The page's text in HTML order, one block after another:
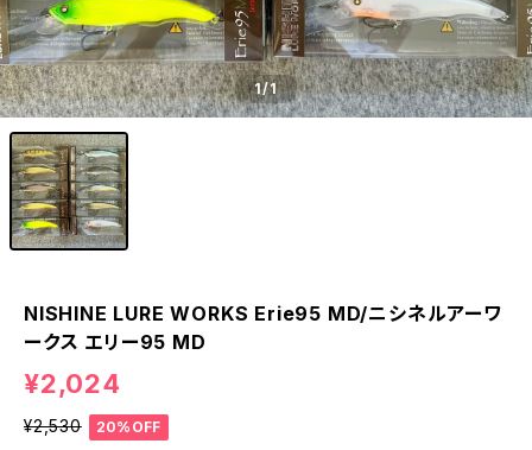
1/1
NISHINE LURE WORKS Erie95 MD/ニシネルアーワ
ークス エリー95 MD
¥2,024
¥2,530 20%OFF